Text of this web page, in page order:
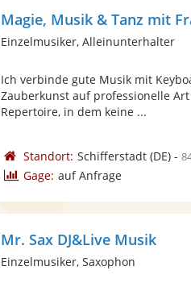
Magie, Musik & Tanz mit
Einzelmusiker, Alleinunterhalter
Ich verbinde gute Musik mit
Zauberkunst auf professionelle
Repertoire, in dem keine ...
Standort: Schifferstadt(DE)-
Gage: auf Anfrage
Mr. Sax DJ&Live Musik
Einzelmusiker, Saxophon